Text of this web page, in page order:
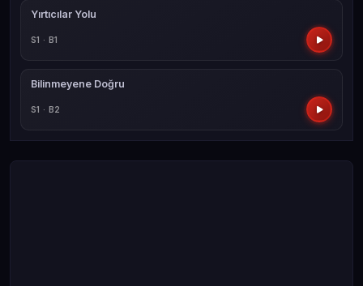
Yırtıcılar Yolu
S1 · B1
Bilinmeyene Doğru
S1 · B2